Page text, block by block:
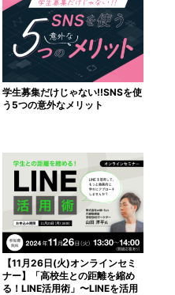
学生募集だけじゃない!!SNSを使
う5つの意外なメリット
【11月26日(火)オンラインセミ
ナー】「高校生との距離を縮め
る！LINE活用術」〜LINEを活用